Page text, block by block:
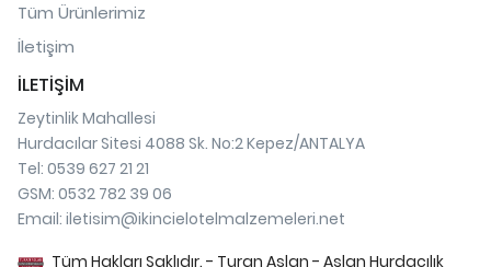
Tüm Ürünlerimiz
İletişim
İLETİŞİM
Zeytinlik Mahallesi
Hurdacılar Sitesi 4088 Sk. No:2 Kepez/ANTALYA
Tel: 0539 627 21 21
GSM: 0532 782 39 06
Email: iletisim@ikincielotelmalzemeleri.net
Tüm Hakları Saklıdır. - Turan Aslan - Aslan Hurdacılık